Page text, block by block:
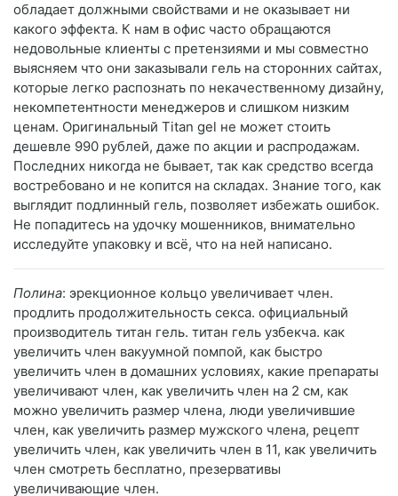
обладает должными свойствами и не оказывает ни
какого эффекта. К нам в офис часто обращаются
недовольные клиенты с претензиями и мы совместно
выясняем что они заказывали гель на сторонних сайтах,
которые легко распознать по некачественному дизайну,
некомпетентности менеджеров и слишком низким
ценам. Оригинальный Titan gel не может стоить
дешевле 990 рублей, даже по акции и распродажам.
Последних никогда не бывает, так как средство всегда
востребовано и не копится на складах. Знание того, как
выглядит подлинный гель, позволяет избежать ошибок.
Не попадитесь на удочку мошенников, внимательно
исследуйте упаковку и всё, что на ней написано.
Полина: эрекционное кольцо увеличивает член.
продлить продолжительность секса. официальный
производитель титан гель. титан гель узбекча. как
увеличить член вакуумной помпой, как быстро
увеличить член в домашних условиях, какие препараты
увеличивают член, как увеличить член на 2 см, как
можно увеличить размер члена, люди увеличившие
член, как увеличить размер мужского члена, рецепт
увеличить член, как увеличить член в 11, как увеличить
член смотреть бесплатно, презервативы
увеличивающие член.